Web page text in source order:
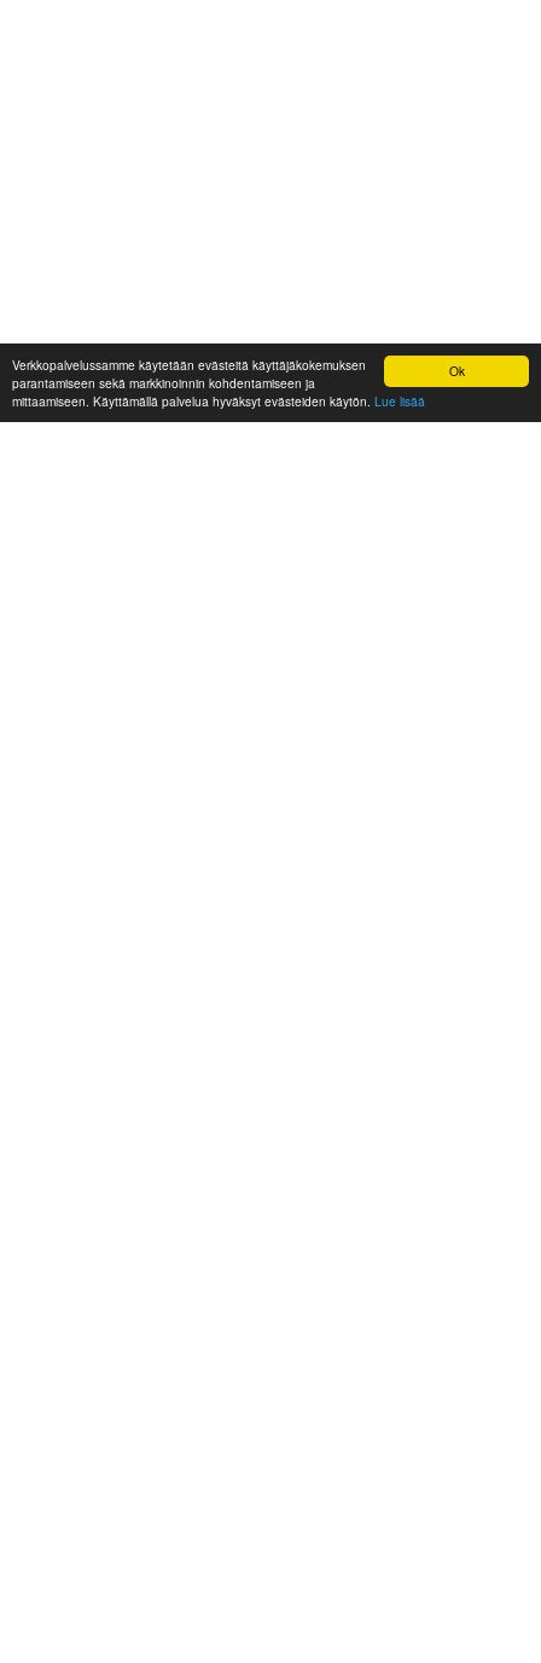
Ok
Verkkopalvelussamme käytetään evästeitä käyttäjäkokemuksen
parantamiseen sekä markkinoinnin kohdentamiseen ja
mittaamiseen. Käyttämällä palvelua hyväksyt evästeiden käytön. Lue lisää